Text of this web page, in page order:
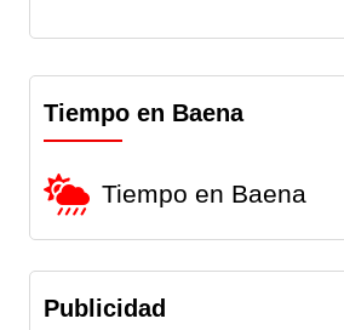
Tiempo en Baena
Tiempo en Baena
Publicidad